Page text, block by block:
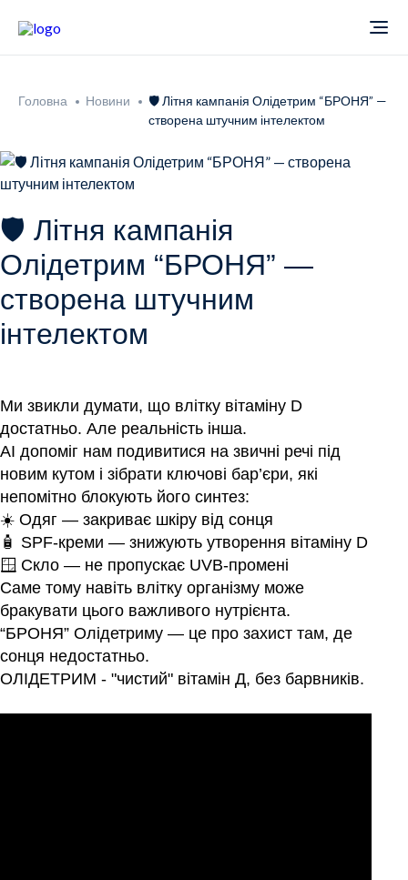
Продукти
Неврологія
Ендокринологія
Урологія
Гінекологія
Дерматологія
Всі категорії
Фармаконагляд
Контакти
Головна Новини
🛡️ Літня кампанія Олідетрим “БРОНЯ” —
створена штучним інтелектом
🛡️ Літня кампанія
Олідетрим “БРОНЯ” —
створена штучним
інтелектом
Ми звикли думати, що влітку вітаміну D
достатньо. Але реальність інша.
AI допоміг нам подивитися на звичні речі під
новим кутом і зібрати ключові бар’єри, які
непомітно блокують його синтез:
☀️ Одяг — закриває шкіру від сонця
🧴 SPF-креми — знижують утворення вітаміну D
🪟 Скло — не пропускає UVB-промені
Саме тому навіть влітку організму може
бракувати цього важливого нутрієнта.
“БРОНЯ” Олідетриму — це про захист там, де
сонця недостатньо.
ОЛІДЕТРИМ - "чистий" вітамін Д, без барвників.